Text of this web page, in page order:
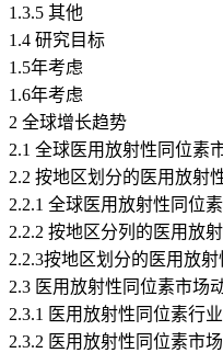
1.3.5 其他
1.4 研究目标
1.5年考虑
1.6年考虑
2 全球增长趋势
2.1 全球医用放射性同位素
2.2 按地区划分的医用放射
2.2.1 全球医用放射性同位
2.2.2 按地区分列的医用放
2.2.3按地区划分的医用放射
2.3 医用放射性同位素市场
2.3.1 医用放射性同位素行
2.3.2 医用放射性同位素市